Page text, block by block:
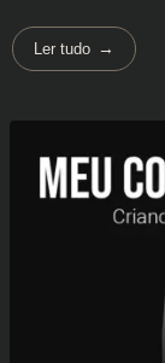
Ler tudo